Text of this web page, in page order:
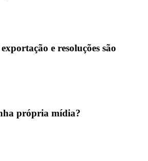
e resoluções são
própria mídia?